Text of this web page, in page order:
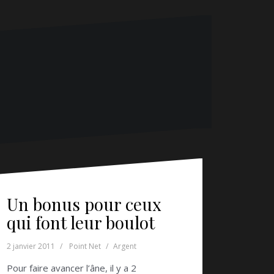
Un bonus pour ceux
qui font leur boulot
2 janvier 2011 Point Net Argent
Pour faire avancer l’âne, il y a 2